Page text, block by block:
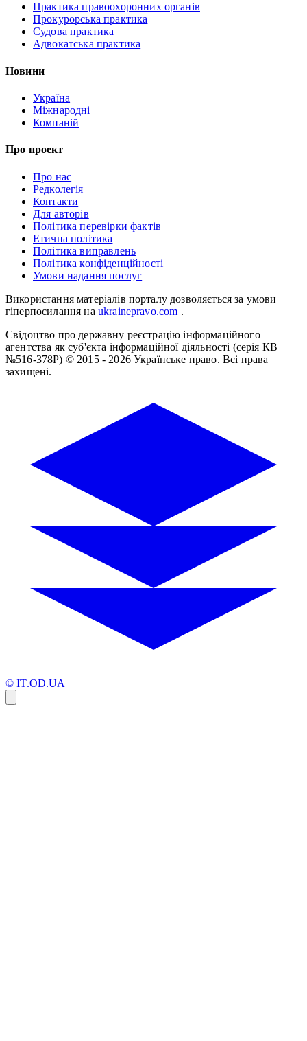
Практика правоохоронних органів
Прокурорська практика
Судова практика
Адвокатська практика
Новини
Україна
Міжнародні
Компаній
Про проект
Про нас
Редколегія
Контакти
Для авторів
Політика перевірки фактів
Етична політика
Політика виправлень
Політика конфіденційності
Умови надання послуг
Використання матеріалів порталу дозволяється за умови
гіперпосилання на ukrainepravo.com .
Свідоцтво про державну реєстрацію інформаційного
агентства як суб'єкта інформаційної діяльності (серія КВ
№516-378Р) © 2015 - 2026 Українське право. Всі права
захищені.
© IT.OD.UA